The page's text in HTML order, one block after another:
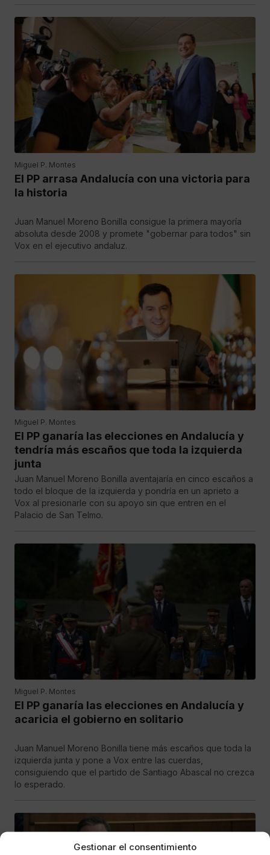
Gestionar el consentimiento
Miguel P. Montes
El PP arrasa Andalucía con una victoria para
la historia
Juan Manuel Moreno Bonilla consigue la primera mayoría
absoluta desde 2008 y promete "gobernar para todos" sin
Vox en el ejecutivo andaluz.
Miguel P. Montes
El PP ganaría las elecciones en Andalucía y
tendría más escaños que toda la izquierda
junta
Juan Manuel Moreno Bonilla aventajaría en cinco escaños a
todo el bloque de la izquierda y pondría en un aprieto a
Vox al presionarle con su apoyo sin que entren en el
Palacio de San Telmo.
Miguel P. Montes
El PP ganaría las elecciones en Andalucía y
acaricia el gobierno en solitario
Juan Manuel Moreno Bonilla tiene más escaños que toda la
izquierda junta y pone a Vox entre las cuerdas,
consiguiendo que el partido de Santiago Abascal no crezca
lo esperado.